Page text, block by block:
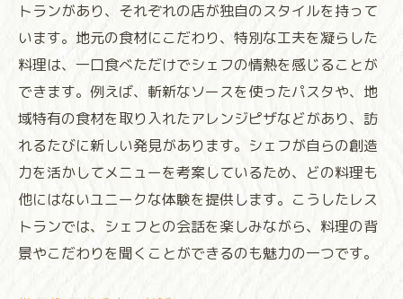
トランがあり、それぞれの店が独自のスタイルを持って
います。地元の食材にこだわり、特別な工夫を凝らした
料理は、一口食べただけでシェフの情熱を感じることが
できます。例えば、斬新なソースを使ったパスタや、地
域特有の食材を取り入れたアレンジピザなどがあり、訪
れるたびに新しい発見があります。シェフが自らの創造
力を活かしてメニューを考案しているため、どの料理も
他にはないユニークな体験を提供します。こうしたレス
トランでは、シェフとの会話を楽しみながら、料理の背
景やこだわりを聞くことができるのも魅力の一つです。